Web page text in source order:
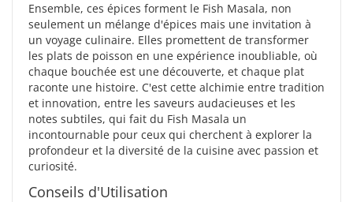
Ensemble, ces épices forment le Fish Masala, non
seulement un mélange d'épices mais une invitation à
un voyage culinaire. Elles promettent de transformer
les plats de poisson en une expérience inoubliable, où
chaque bouchée est une découverte, et chaque plat
raconte une histoire. C'est cette alchimie entre tradition
et innovation, entre les saveurs audacieuses et les
notes subtiles, qui fait du Fish Masala un
incontournable pour ceux qui cherchent à explorer la
profondeur et la diversité de la cuisine avec passion et
curiosité.
Conseils d'Utilisation